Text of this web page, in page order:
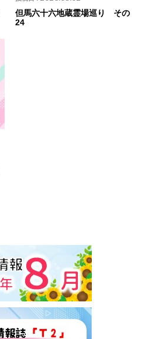
但馬六十六地蔵霊場巡り その
24